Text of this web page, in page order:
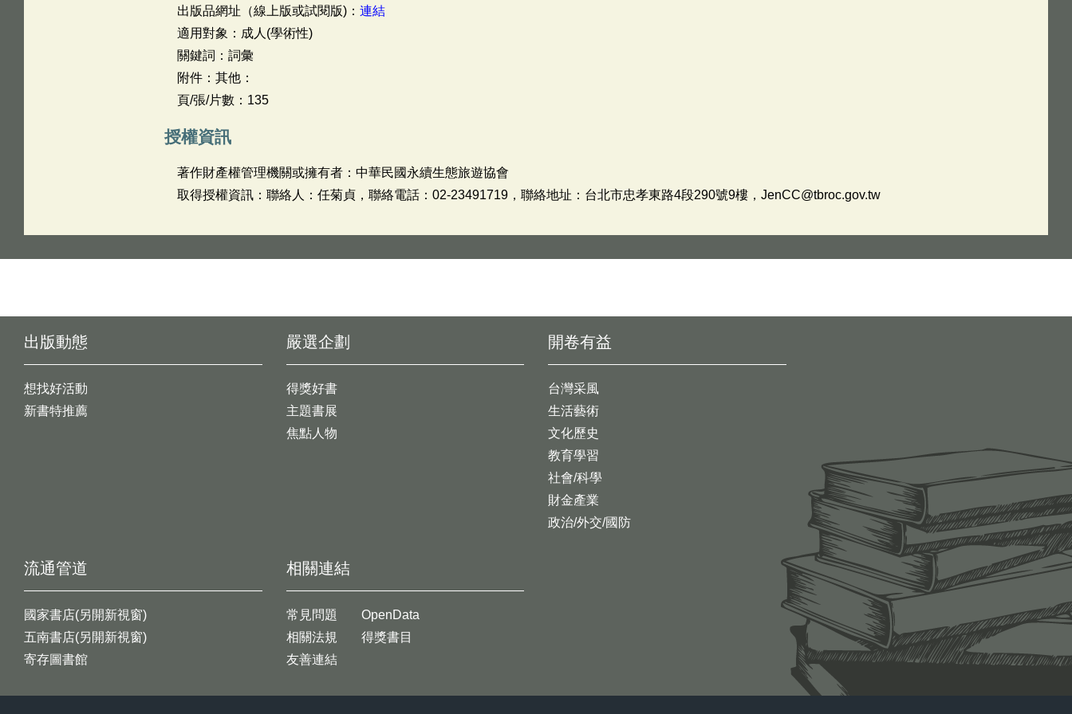
出版品網址（線上版或試閱版)： 連結
適用對象：成人(學術性)
關鍵詞：詞彙
附件：其他：
頁/張/片數：135
授權資訊
著作財產權管理機關或擁有者：中華民國永續生態旅遊協會
取得授權資訊：聯絡人：任菊貞，聯絡電話：02-23491719，聯絡地址：台北市忠孝東路4段290號9樓，JenCC@tbroc.gov.tw
出版動態
想找好活動
新書特推薦
開卷有益
台灣采風
生活藝術
文化歷史
教育學習
社會/科學
財金產業
政治/外交/國防
嚴選企劃
得獎好書
主題書展
焦點人物
流通管道
國家書店(另開新視窗)
五南書店(另開新視窗)
寄存圖書館
相關連結
常見問題
相關法規
友善連結
OpenData
得獎書目